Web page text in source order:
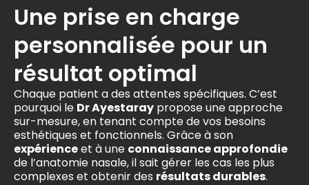
Une prise en charge
personnalisée pour un
résultat optimal
Chaque patient a des attentes spécifiques. C’est
pourquoi le Dr Ayestaray propose une approche
sur-mesure, en tenant compte de vos besoins
esthétiques et fonctionnels. Grâce à son
expérienceet à une connaissance approfondie
de l’anatomie nasale, il sait gérer les cas les plus
complexes et obtenir des résultats durables.